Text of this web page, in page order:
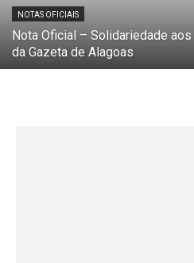
NOTAS OFICIAIS
Nota Oficial – Solidariedade
da Gazeta de Alagoas